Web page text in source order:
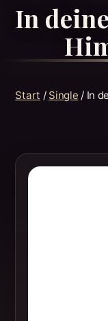
In
Start / Single / In